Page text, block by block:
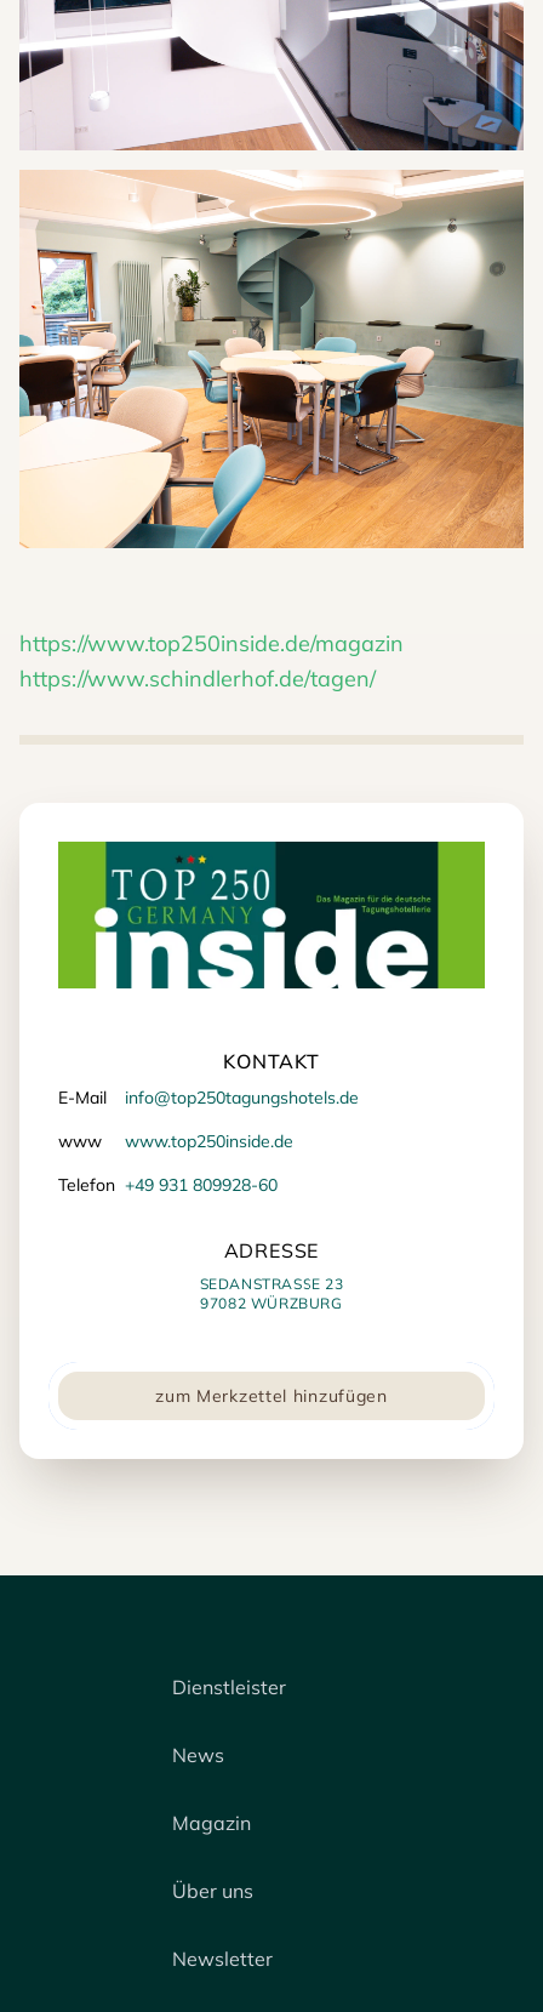
https://www.top250inside.de/magazin
https://www.schindlerhof.de/tagen/
KONTAKT
E-Mail
info@top250tagungshotels.de
www
www.top250inside.de
Telefon +49 931 809928-60
ADRESSE
SEDANSTRASSE 23
97082 WÜRZBURG
zum Merkzettel hinzufügen
Dienstleister
News
Magazin
Über uns
Newsletter